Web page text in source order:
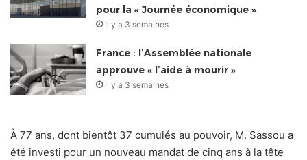
pour la « Journée économique »
il y a 3 semaines
France : l’Assemblée nationale
approuve « l’aide à mourir »
il y a 3 semaines
À 77 ans, dont bientôt 37 cumulés au pouvoir, M. Sassou a
été investi pour un nouveau mandat de cinq ans à la tête